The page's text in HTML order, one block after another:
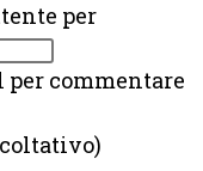
per
commentare